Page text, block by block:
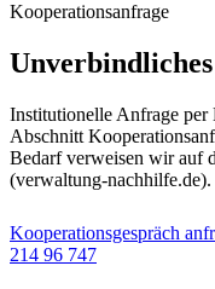
Kooperationsanfrage
Institutionelle Anfrage
Abschnitt
Bedarf verweisen wir auf
(verwaltung-nachhilfe.de).
Kooperationsgespräch
214 96 747